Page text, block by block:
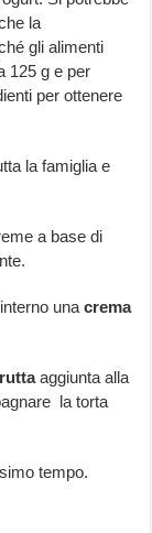
la
gli alimenti
125 g e per
per ottenere
la famiglia e
a base di
unacrema
aggiunta alla
la torta
tempo.